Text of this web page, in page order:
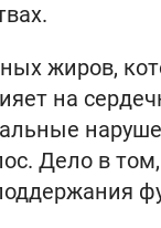
жиров,
на
Дело в